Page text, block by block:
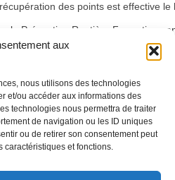
aux
nous utilisons des technologies
et/ou accéder aux informations des
technologies nous permettra de traiter
de navigation ou les ID uniques
ou de retirer son consentement peut
caractéristiques et fonctions.
des points est effective
la Prévention Routière Formation
de récupération de points
et sont animés conjointement par
Les stages sont composés de